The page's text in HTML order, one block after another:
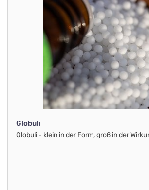
Globuli
Globuli - klein in der Form, groß in der